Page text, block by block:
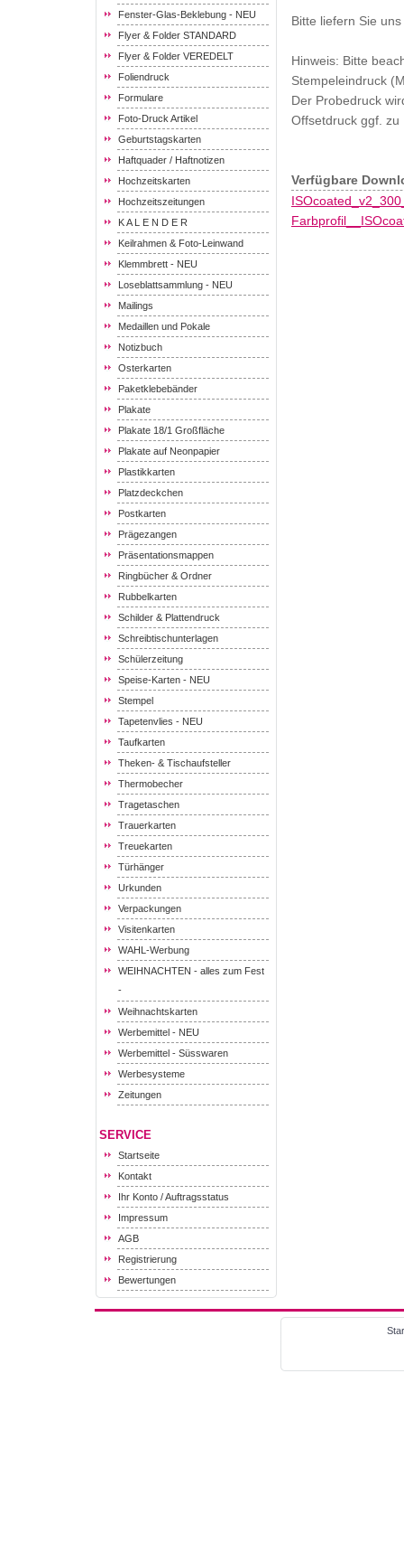
Fenster-Glas-Beklebung - NEU
Flyer & Folder STANDARD
Flyer & Folder VEREDELT
Foliendruck
Formulare
Foto-Druck Artikel
Geburtstagskarten
Haftquader / Haftnotizen
Hochzeitskarten
Hochzeitszeitungen
K A L E N D E R
Keilrahmen & Foto-Leinwand
Klemmbrett - NEU
Loseblattsammlung - NEU
Mailings
Medaillen und Pokale
Notizbuch
Osterkarten
Paketklebebänder
Plakate
Plakate 18/1 Großfläche
Plakate auf Neonpapier
Plastikkarten
Platzdeckchen
Postkarten
Prägezangen
Präsentationsmappen
Ringbücher & Ordner
Rubbelkarten
Schilder & Plattendruck
Schreibtischunterlagen
Schülerzeitung
Speise-Karten - NEU
Stempel
Tapetenvlies - NEU
Taufkarten
Theken- & Tischaufsteller
Thermobecher
Tragetaschen
Trauerkarten
Treuekarten
Türhänger
Urkunden
Verpackungen
Visitenkarten
WAHL-Werbung
WEIHNACHTEN - alles zum Fest
-
Weihnachtskarten
Werbemittel - NEU
Werbemittel - Süsswaren
Werbesysteme
Zeitungen
SERVICE
Startseite
Kontakt
Ihr Konto / Auftragsstatus
Impressum
AGB
Registrierung
Bewertungen
Bitte liefern Sie
Hinweis: Bitte
Stempeleindruck
Der Probedruck
Offsetdruck ggf.
Verfügbare